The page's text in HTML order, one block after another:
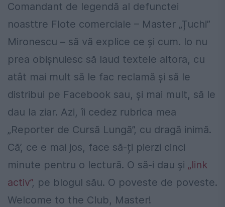
Comandant de legendă al defunctei
noasttre Flote comerciale – Master „Țuchi”
Mironescu – să vă explice ce și cum. Io nu
prea obișnuiesc să laud textele altora, cu
atât mai mult să le fac reclamă și să le
distribui pe Facebook sau, și mai mult, să le
dau la ziar. Azi, îi cedez rubrica mea
„Reporter de Cursă Lungă”, cu dragă inimă.
Că’, ce e mai jos, face să-ți pierzi cinci
minute pentru o lectură. O să-i dau și „link
activ”, pe blogul său. O poveste de poveste.
Welcome to the Club, Master!